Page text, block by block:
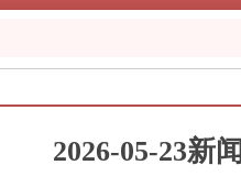
2026-05-23新